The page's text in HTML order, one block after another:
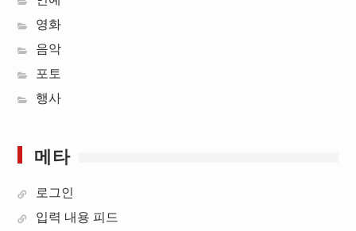
영화
음악
포토
행사
메타
로그인
입력 내용 피드